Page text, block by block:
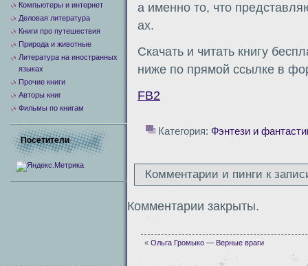
а именно то, что
ах.
Скачать и читать книгу
ниже по прямой ссылке в
FB2
Категория: Фэнтези и
Комментарии и пинги к
Комментарии закрыты.
« Ольга Громыко — Верные враги
Компьютеры и интернет
Деловая литература
Книги про путешествия
Природа и животные
Литература на иностранных
языках
Прочие книги
Авторы книг
Фильмы по книгам
Посетители